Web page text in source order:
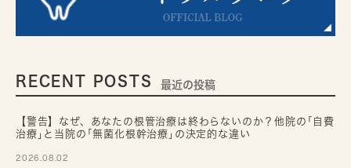
RECENT POSTS 最近の投稿
【警告】なぜ、あなたの根管治療は終わらないのか？他院の｢自費
治療｣と当院の｢無菌化根幹治療｣の決定的な違い
2026.08.02